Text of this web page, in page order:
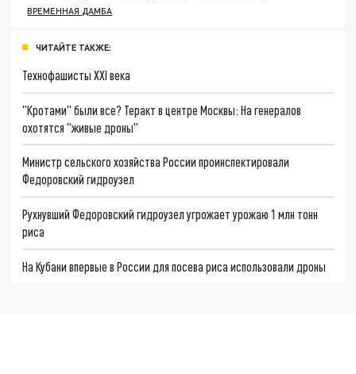
ВРЕМЕННАЯ ДАМБА
ЧИТАЙТЕ ТАКЖЕ:
Технофашисты XXI века
"Кротами" были все? Теракт в центре Москвы: На генералов
охотятся "живые дроны"
Министр сельского хозяйства России проинспектировали
Федоровский гидроузел
Рухнувший Федоровский гидроузел угрожает урожаю 1 млн тонн
риса
На Кубани впервые в России для посева риса использовали дроны